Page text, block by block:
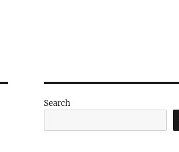
Search